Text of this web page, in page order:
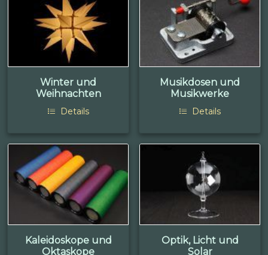
Winter und
Weihnachten
Details
Musikdosen und
Musikwerke
Details
Kaleidoskope und
Oktaskope
Optik, Licht und
Solar